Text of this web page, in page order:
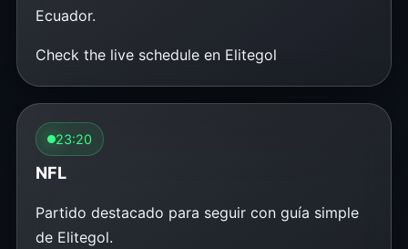
Ecuador.
Check the live schedule en Elitegol
23:20
NFL
Partido destacado para seguir con guía simple
de Elitegol.